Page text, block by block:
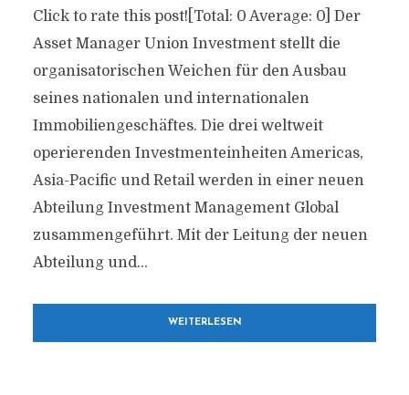
Click to rate this post![Total: 0 Average: 0] Der
Asset Manager Union Investment stellt die
organisatorischen Weichen für den Ausbau
seines nationalen und internationalen
Immobiliengeschäftes. Die drei weltweit
operierenden Investmenteinheiten Americas,
Asia-Pacific und Retail werden in einer neuen
Abteilung Investment Management Global
zusammengeführt. Mit der Leitung der neuen
Abteilung und...
WEITERLESEN